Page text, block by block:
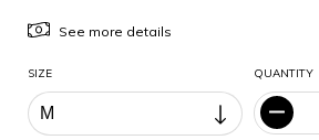
See more details
SIZE QUANTITY